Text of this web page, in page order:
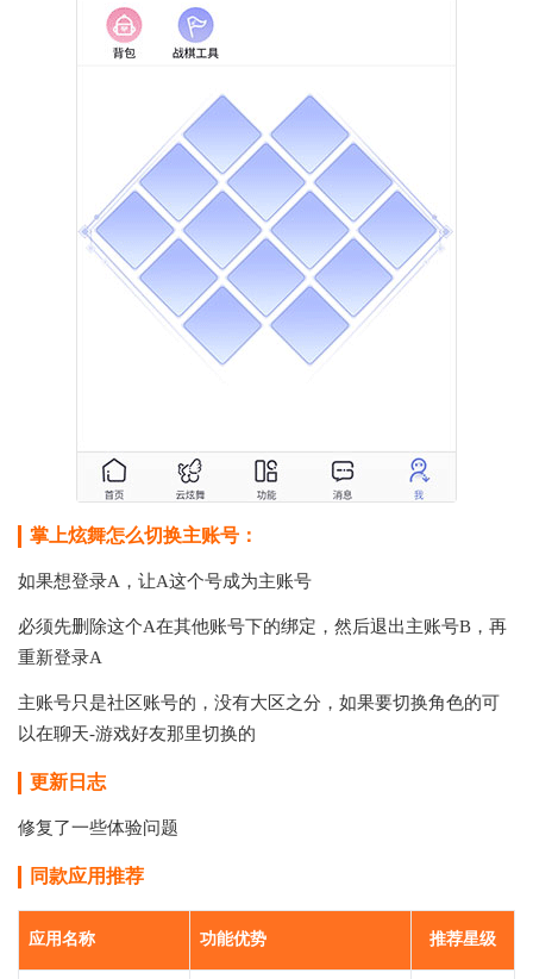
掌上炫舞怎么切换主账号：
如果想登录A，让A这个号成为主账号
必须先删除这个A在其他账号下的绑定，然后退出主账号B，再
重新登录A
主账号只是社区账号的，没有大区之分，如果要切换角色的可
以在聊天-游戏好友那里切换的
更新日志
修复了一些体验问题
同款应用推荐
应用名称 功能优势 推荐星级